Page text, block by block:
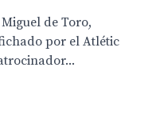
de Toro,
por el Atlétic